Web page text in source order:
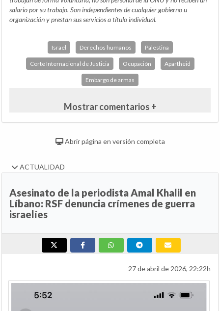
salario por su trabajo. Son independientes de cualquier gobierno u
organización y prestan sus servicios a título individual.
Israel Derechos humanos Palestina
Corte Internacional de Justicia Ocupación Apartheid
Embargo de armas
Mostrar comentarios +
Abrir página en versión completa
ACTUALIDAD
Asesinato de la periodista Amal Khalil en
Líbano: RSF denuncia crímenes de guerra
israelíes
27 de abril de 2026, 22:22h